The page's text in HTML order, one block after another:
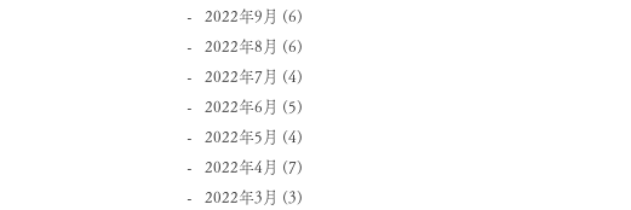
2022年9月 (6)
2022年8月 (6)
2022年7月 (4)
2022年6月 (5)
2022年5月 (4)
2022年4月 (7)
2022年3月 (3)